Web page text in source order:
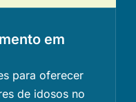
em
para oferecer
de idosos no